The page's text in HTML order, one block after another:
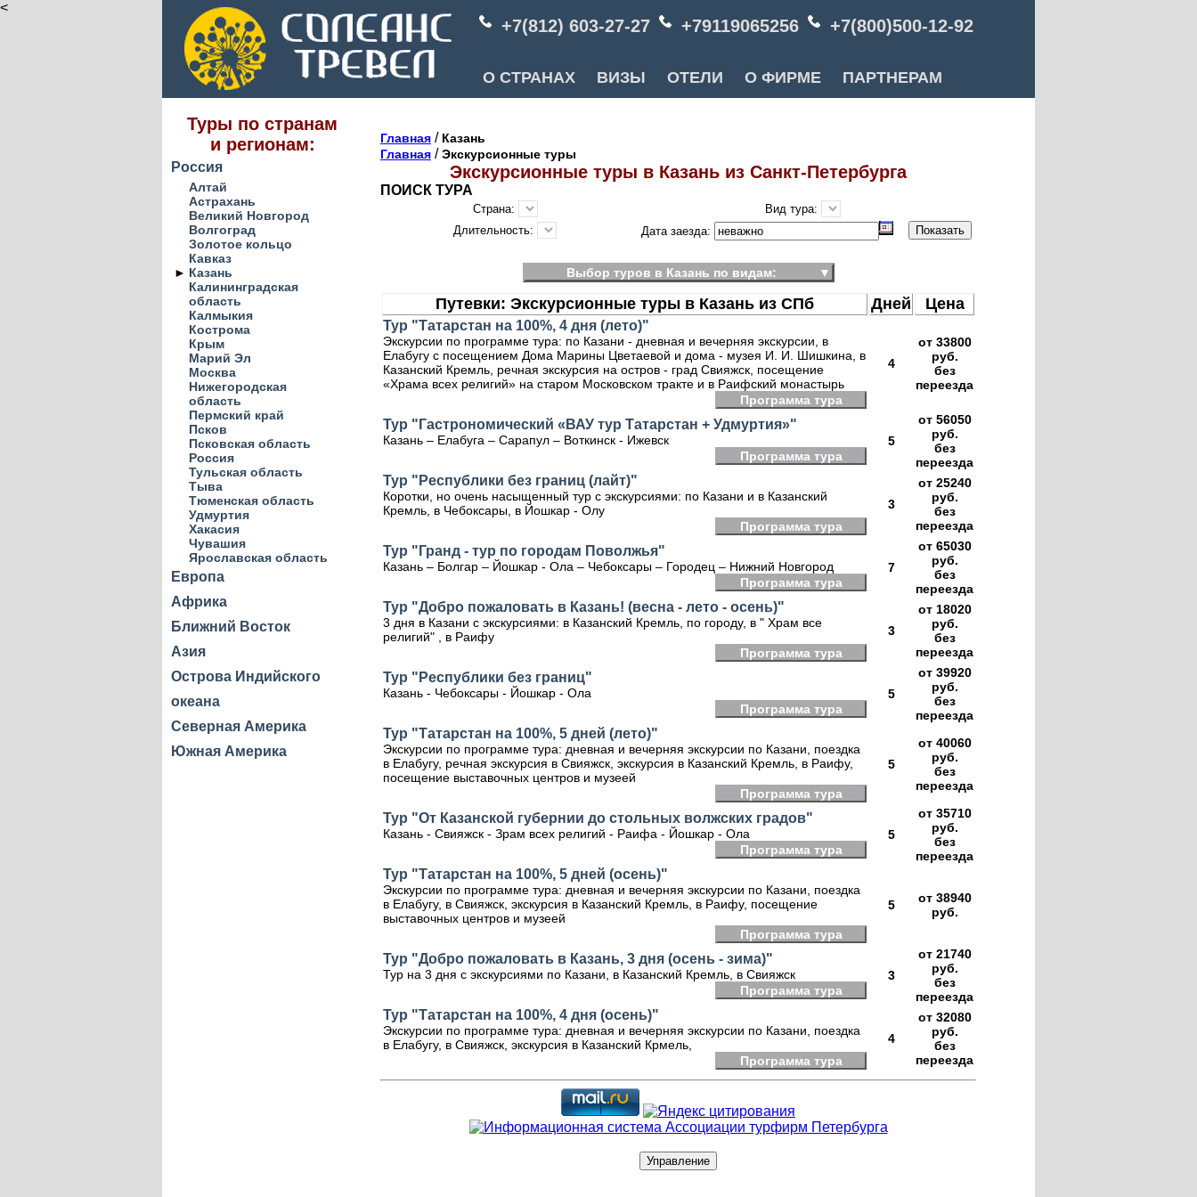
<
+7(812) 603-27-27 +79119065256 +7(800)500-12-92
О СТРАНАХ ВИЗЫ ОТЕЛИ О ФИРМЕ ПАРТНЕРАМ
Туры по странам
и регионам:
Россия
Алтай
Астрахань
Великий Новгород
Волгоград
Золотое кольцо
Кавказ
► Казань
Калининградская
область
Калмыкия
Кострома
Крым
Марий Эл
Москва
Нижегородская
область
Пермский край
Псков
Псковская область
Россия
Тульская область
Тыва
Тюменская область
Удмуртия
Хакасия
Чувашия
Ярославская область
Европа
Африка
Ближний Восток
Азия
Острова Индийского
океана
Северная Америка
Южная Америка
Главная / Казань
Главная /Экскурсионные туры
Экскурсионные туры в Казань из Санкт-Петербурга
ПОИСК ТУРА
Страна:
Вид тура:
Длительность:
Дата заезда:
Выбор туров в Казань по видам: ▼
Путевки: Экскурсионные туры в Казань из СПб Дней Цена
Тур "Татарстан на 100%, 4 дня (лето)"
Экскурсии по программе тура: по Казани - дневная и вечерняя экскурсии, в
Елабугу с посещением Дома Марины Цветаевой и дома - музея И. И. Шишкина, в
Казанский Кремль, речная экскурсия на остров - град Свияжск, посещение
«Храма всех религий» на старом Московском тракте и в Раифский монастырь
Программа тура
4
от 33800
руб.
без
переезда
Тур "Гастрономический «ВАУ тур Татарстан + Удмуртия»"
Казань – Елабуга – Сарапул – Воткинск - Ижевск
Программа тура
5
от 56050
руб.
без
переезда
Тур "Республики без границ (лайт)"
Коротки, но очень насыщенный тур с экскурсиями: по Казани и в Казанский
Кремль, в Чебоксары, в Йошкар - Олу
Программа тура
3
от 25240
руб.
без
переезда
Тур "Гранд - тур по городам Поволжья"
Казань – Болгар – Йошкар - Ола – Чебоксары – Городец – Нижний Новгород
Программа тура
7
от 65030
руб.
без
переезда
Тур "Добро пожаловать в Казань! (весна - лето - осень)"
3 дня в Казани с экскурсиями: в Казанский Кремль, по городу, в " Храм все
религий" , в Раифу
Программа тура
3
от 18020
руб.
без
переезда
Тур "Республики без границ"
Казань - Чебоксары - Йошкар - Ола
Программа тура
5
от 39920
руб.
без
переезда
Тур "Татарстан на 100%, 5 дней (лето)"
Экскурсии по программе тура: дневная и вечерняя экскурсии по Казани, поездка
в Елабугу, речная экскурсия в Свияжск, экскурсия в Казанский Кремль, в Раифу,
посещение выставочных центров и музеей
Программа тура
5
от 40060
руб.
без
переезда
Тур "От Казанской губернии до стольных волжских градов"
Казань - Свияжск - Зрам всех религий - Раифа - Йошкар - Ола
Программа тура
5
от 35710
руб.
без
переезда
Тур "Татарстан на 100%, 5 дней (осень)"
Экскурсии по программе тура: дневная и вечерняя экскурсии по Казани, поездка
в Елабугу, в Свияжск, экскурсия в Казанский Кремль, в Раифу, посещение
выставочных центров и музеей
Программа тура
5
от 38940
руб.
Тур "Добро пожаловать в Казань, 3 дня (осень - зима)"
Тур на 3 дня с экскурсиями по Казани, в Казанский Кремль, в Свияжск
Программа тура
3
от 21740
руб.
без
переезда
Тур "Татарстан на 100%, 4 дня (осень)"
Экскурсии по программе тура: дневная и вечерняя экскурсии по Казани, поездка
в Елабугу, в Свияжск, экскурсия в Казанский Крмель,
Программа тура
4
от 32080
руб.
без
переезда